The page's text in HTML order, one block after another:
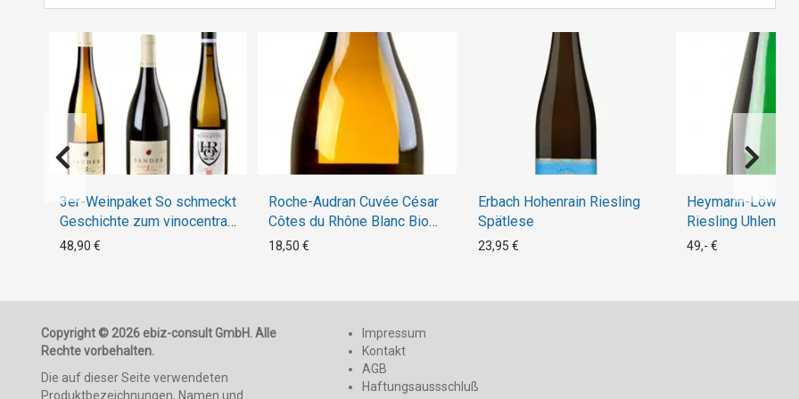
3er-Weinpaket So schmeckt
Geschichte zum vinocentral-
Livestream 3 Gläser:
48,90 €
Roche-Audran Cuvée César
Côtes du Rhône Blanc Bio
2019
18,50 €
Erbach Hohenrain Riesling
Spätlese
23,95 €
Heymann-
Riesling Uhlen
Großes Gewächs
49,- €
Copyright © 2026 ebiz-consult GmbH. Alle
Rechte vorbehalten.
Die auf dieser Seite verwendeten
Produktbezeichnungen, Namen und
Impressum
Kontakt
AGB
Haftungsaussschluß